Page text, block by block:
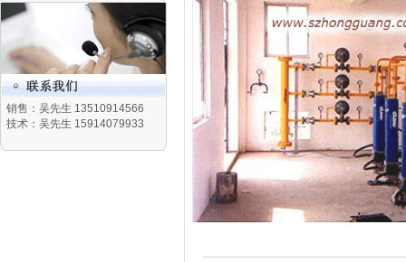
销售：吴先生 13510914566
技术：吴先生 15914079933